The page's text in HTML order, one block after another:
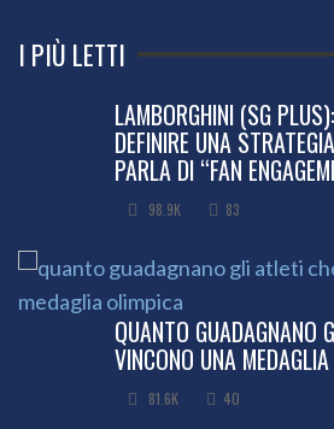
I PIÙ LETTI
LAMBORGHINI (SG
DEFINIRE UNA
PARLA DI “FAN
98.9K 83
QUANTO GUADAGNANO
VINCONO UNA
81.6K 40